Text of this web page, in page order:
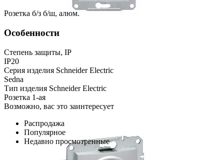
Розетка б/з б/ш, алюм.
Особенности
Степень защиты, IP
IP20
Серия изделия Schneider Electric
Sedna
Тип изделия Schneider Electric
Розетка 1-ая
Возможно, вас это заинтересует
Распродажа
Популярное
Недавно просмотренные